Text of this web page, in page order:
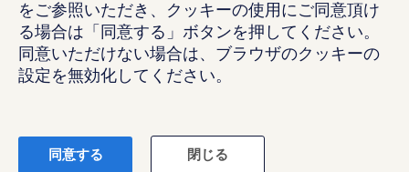
ランスタッド株式会社
をご参照いただき、クッキーの使用にご同意頂け
る場合は「同意する」ボタンを押してください。
同意いただけない場合は、ブラウザのクッキーの
設定を無効化してください。
同意する 閉じる